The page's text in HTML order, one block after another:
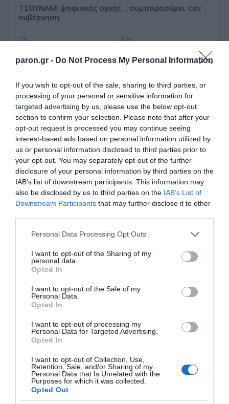
paron.gr - Do Not Process My Personal Information
If you wish to opt-out of the sale, sharing to third parties, or
processing of your personal or sensitive information for
targeted advertising by us, please use the below opt-out
section to confirm your selection. Please note that after your
opt-out request is processed you may continue seeing
interest-based ads based on personal information utilized by
us or personal information disclosed to third parties prior to
your opt-out. You may separately opt-out of the further
disclosure of your personal information by third parties on the
IAB’s list of downstream participants. This information may
also be disclosed by us to third parties on the IAB’s List of
Downstream Participants that may further disclose it to other
Please note that this website/app uses one or more Google
not limited to your visit or usage behaviour. You may click to
grant or deny consent to Google and its third-party tags to
use your data for below specified purposes in below Google
consent section.
Personal Data Processing Opt Outs
I want to opt-out of the Sharing of my
personal data.
Opted In
I want to opt-out of the Sale of my
Personal Data.
Opted In
I want to opt-out of processing my
Personal Data for Targeted Advertising.
Opted In
I want to opt-out of Collection, Use,
Retention, Sale, and/or Sharing of my
Personal Data that Is Unrelated with the
Purposes for which it was collected.
Opted Out
ΤΣΟΥΝΑΜΙ ψηφιακής οργής… συμπαρασύρει την
κυβέρνηση
Ξορκίζουν τις διπλές
εκλογές στο Μαξίμου
Ο καιρός των
επομένων ημερών:
Κανονικός Αύγουστος
με δυνατούς βοριάδες
και σταδιακή άνοδο
της θερμοκρασίας
Κοινοποιήστε:
LinkedIn
Tags:featslider,homeslider,to-thema
ΑΝΑΘΕΩΡΗΣΗ ΣΥΝΤΑΓΜΑΤΟΣ
ΕΚΛΟΓΙΚΟΣ ΝΟΜΟΣ,ΠΟΛΙΤΙΚΗ